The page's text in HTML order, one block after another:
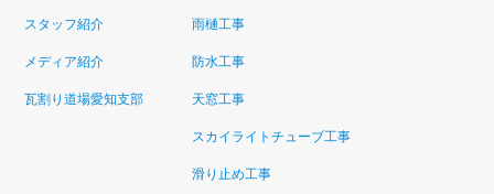
スタッフ紹介
メディア紹介
瓦割り道場愛知支部
雨樋工事
防水工事
天窓工事
スカイライトチューブ工事
滑り止め工事